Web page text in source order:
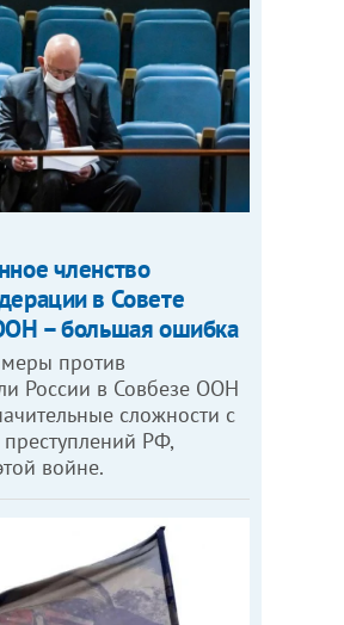
членство
в Совете
– большая ошибка
против
России в Совбезе ООН
сложности с
РФ,
войне.